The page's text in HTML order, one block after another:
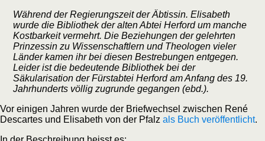
Während der Regierungszeit der Äbtissin. Elisabeth
wurde die Bibliothek der alten Abtei Herford um manche
Kostbarkeit vermehrt. Die Beziehungen der gelehrten
Prinzessin zu Wissenschaftlern und Theologen vieler
Länder kamen ihr bei diesen Bestrebungen entgegen.
Leider ist die bedeutende Bibliothek bei der
Säkularisation der Fürstabtei Herford am Anfang des 19.
Jahrhunderts völlig zugrunde gegangen (ebd.).
Vor einigen Jahren wurde der Briefwechsel zwischen René
Descartes und Elisabeth von der Pfalz als Buch veröffentlicht.